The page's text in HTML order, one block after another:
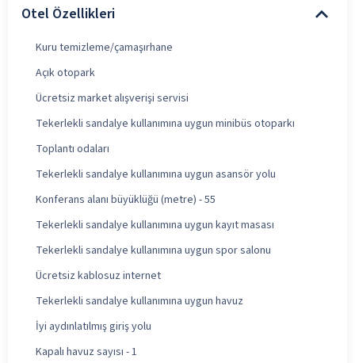
Otel Özellikleri
Kuru temizleme/çamaşırhane
Açık otopark
Ücretsiz market alışverişi servisi
Tekerlekli sandalye kullanımına uygun minibüs otoparkı
Toplantı odaları
Tekerlekli sandalye kullanımına uygun asansör yolu
Konferans alanı büyüklüğü (metre) - 55
Tekerlekli sandalye kullanımına uygun kayıt masası
Tekerlekli sandalye kullanımına uygun spor salonu
Ücretsiz kablosuz internet
Tekerlekli sandalye kullanımına uygun havuz
İyi aydınlatılmış giriş yolu
Kapalı havuz sayısı - 1